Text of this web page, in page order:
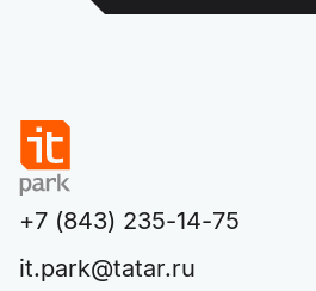
+7 (843) 235-14-75
it.park@tatar.ru